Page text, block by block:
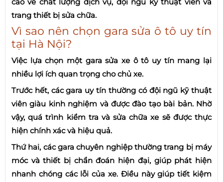
trang thiết bị sửa chữa.
Vì sao nên chọn gara sửa ô tô uy tín
tại Hà Nội?
Việc lựa chọn một gara sửa xe ô tô uy tín mang lại
nhiều lợi ích quan trọng cho chủ xe.
Trước hết, các gara uy tín thường có đội ngũ kỹ thuật
viên giàu kinh nghiệm và được đào tạo bài bản. Nhờ
vậy, quá trình kiểm tra và sửa chữa xe sẽ được thực
hiện chính xác và hiệu quả.
Thứ hai, các gara chuyên nghiệp thường trang bị máy
móc và thiết bị chẩn đoán hiện đại, giúp phát hiện
nhanh chóng các lỗi của xe. Điều này giúp tiết kiệm